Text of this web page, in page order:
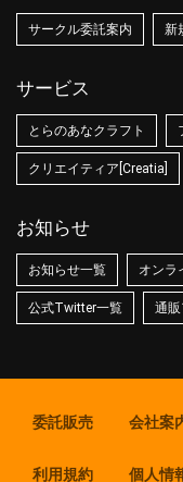
サークル委託案内 新
サービス
とらのあなクラフト
クリエイティア[Creatia]
お知らせ
お知らせ一覧 オンラ
公式Twitter一覧 通
委託販売 会社案
利用規約 個人情